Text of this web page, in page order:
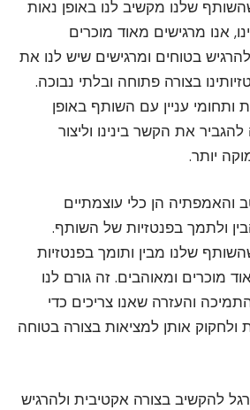
שלנו מקשיב לנו באופן נאות
אנו מרגישים מאוד מוכרים
להרגיש בטוחים ומרגישים שיש לנו את
בצורה פתוחה ובלתי נבוכה.
ותחומי עניין עם השותף באופן
את הקשר בינינו וליצור
יותר.
והאמפתיה הן כלי עוצמתיים
ולתמך בפנטזיות של השותף.
שלנו מבין ותומך בפנטזיות
מוכרים ומאוהבים. זה גורם לנו
והעזרה שאנו צריכים כדי
ולחקוק אותן למציאות בצורה בטוחה
להקשיב בצורה אקטיבית ולהרגיש